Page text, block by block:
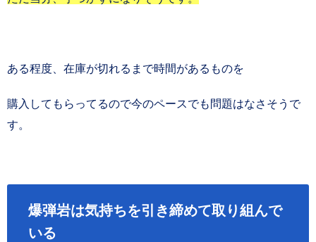
ある程度、在庫が切れるまで時間があるものを
購入してもらってるので今のペースでも問題はなさそうで
す。
爆弾岩は気持ちを引き締めて取り組んで
いる